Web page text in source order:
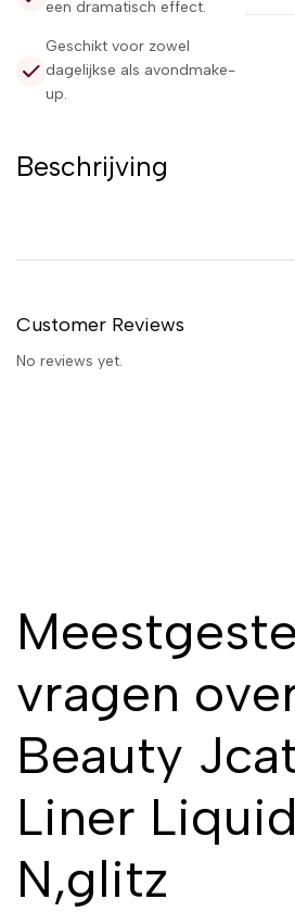
een dramatisch effect.
Geschikt voor zowel
dagelijkse als avondmake-
up.
Beschrijving
Customer Reviews
No reviews yet.
vragen
Beauty
Liner
N,glitz